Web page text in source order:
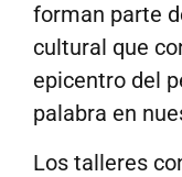
forman parte
cultural que
epicentro del
palabra en
Los talleres